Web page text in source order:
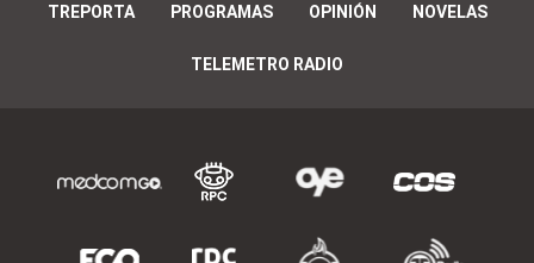
TREPORTA PROGRAMAS OPINIÓN NOVELAS
TELEMETRO RADIO